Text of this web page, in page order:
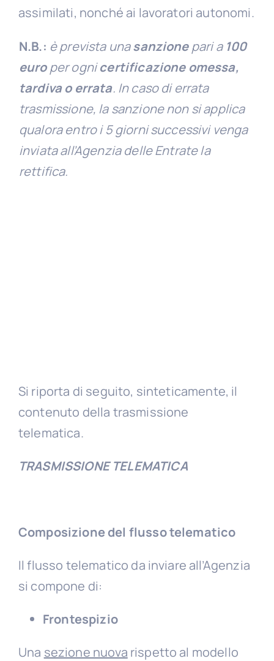
assimilati, nonché ai lavoratori autonomi.
N.B.: è prevista unasanzionepari a 100
europer ognicertificazione omessa,
tardiva o errata. In caso di errata
trasmissione, la sanzione non si applica
qualora entro i 5 giorni successivi venga
inviata all’Agenzia delle Entrate la
rettifica.
Si riporta di seguito, sinteticamente, il
contenuto della trasmissione
telematica.
TRASMISSIONE TELEMATICA
Composizione del flusso telematico
Il flusso telematico da inviare all’Agenzia
si compone di:
Frontespizio
Una sezione nuova rispetto al modello